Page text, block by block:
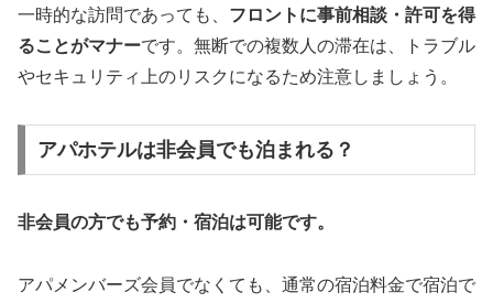
一時的な訪問であっても、 フロントに事前相談・許可を得
ることがマナーです。無断での複数人の滞在は、トラブル
やセキュリティ上のリスクになるため注意しましょう。
アパホテルは非会員でも泊まれる？
非会員の方でも予約・宿泊は可能です。
アパメンバーズ会員でなくても、通常の宿泊料金で宿泊で